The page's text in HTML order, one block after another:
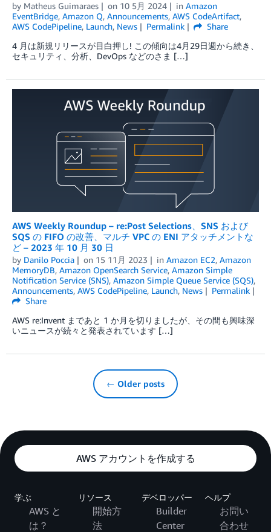
by Matheus Guimaraes on 10 5月 2024 in Amazon
EventBridge, Amazon Q, Announcements, AWS CodeArtifact,
AWS CodePipeline, Launch, News Permalink
Share
4 月は新規リリースが目白押し! この傾向は4月29日週から続き、
セキュリティ、分析、DevOps などのさま […]
AWS Weekly Roundup – re:Post Selections、SNS および
SQS の FIFO の改善、マルチ VPC の ENI アタッチメントな
ど – 2023 年 10 月 30 日
by Danilo Poccia on 15 11月 2023 in Amazon EC2, Amazon
MemoryDB, Amazon OpenSearch Service, Amazon Simple
Notification Service (SNS), Amazon Simple Queue Service (SQS),
Announcements, AWS CodePipeline, Launch, News
Permalink
Share
AWS re:Invent まであと 1 か月を切りましたが、その間も興味深
いニュースが続々と発表されています […]
← Older posts
AWS アカウントを作成する
学ぶ
AWS と
は？
リソース
開始方
法
デベロッパー
Builder
Center
ヘルプ
お問い
合わせ